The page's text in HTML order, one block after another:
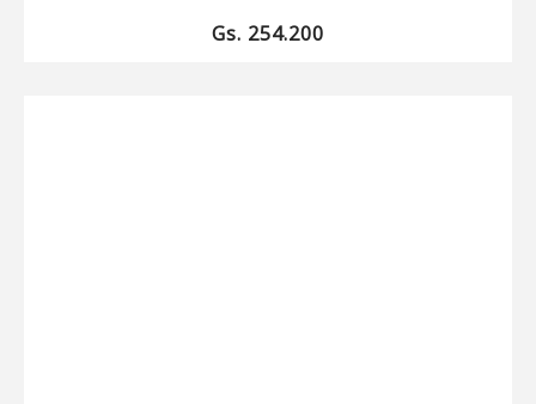
Gs. 254.200